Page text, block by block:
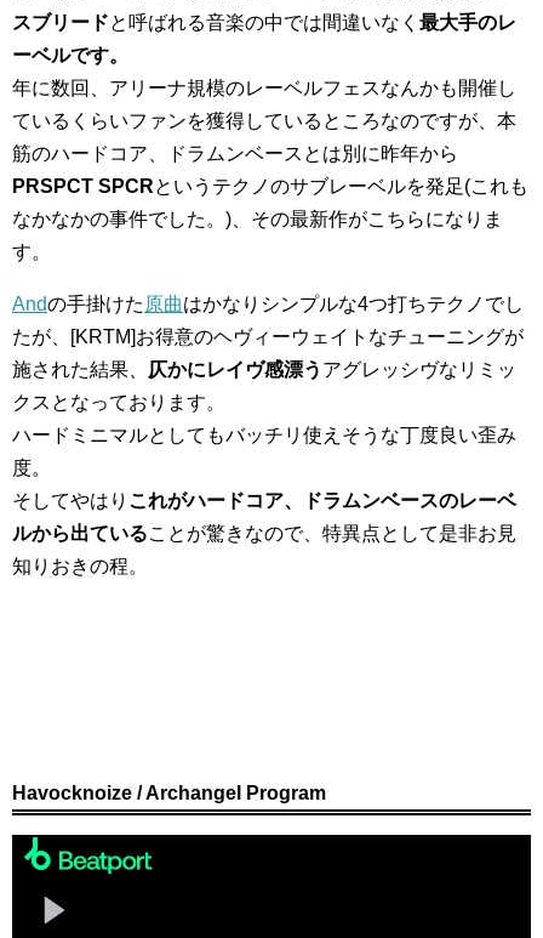
スブリードと呼ばれる音楽の中では間違いなく 最大手のレ
ーベルです。
年に数回、アリーナ規模のレーベルフェスなんかも開催し
ているくらいファンを獲得しているところなのですが、本
筋のハードコア、ドラムンベースとは別に昨年から
PRSPCT SPCRというテクノのサブレーベルを発足(これも
なかなかの事件でした。)、その最新作がこちらになりま
す。
Andの手掛けた 原曲はかなりシンプルな4つ打ちテクノでし
たが、[KRTM]お得意のヘヴィーウェイトなチューニングが
施された結果、
仄かにレイヴ感漂う アグレッシヴなリミッ
クスとなっております。
ハードミニマルとしてもバッチリ使えそうな丁度良い歪み
度。
そしてやはり これがハードコア、ドラムンベースのレーベ
ルから出ていることが驚きなので、特異点として是非お見
知りおきの程。
Havocknoize / Archangel Program